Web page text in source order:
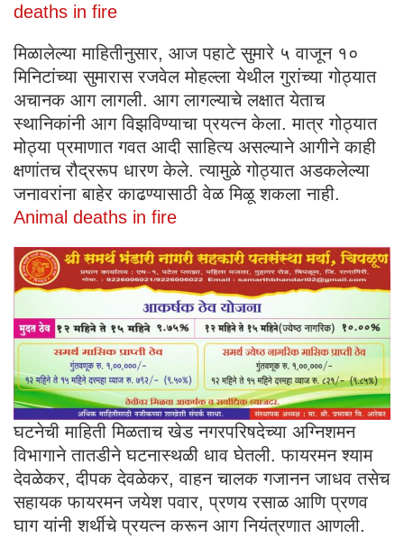
deaths in fire
मिळालेल्या माहितीनुसार, आज पहाटे सुमारे ५ वाजून १०
मिनिटांच्या सुमारास रजवेल मोहल्ला येथील गुरांच्या गोठ्यात
अचानक आग लागली. आग लागल्याचे लक्षात येताच
स्थानिकांनी आग विझविण्याचा प्रयत्न केला. मात्र गोठ्यात
मोठ्या प्रमाणात गवत आदी साहित्य असल्याने आगीने काही
क्षणांतच रौद्ररूप धारण केले. त्यामुळे गोठ्यात अडकलेल्या
जनावरांना बाहेर काढण्यासाठी वेळ मिळू शकला नाही.
Animal deaths in fire
घटनेची माहिती मिळताच खेड नगरपरिषदेच्या अग्निशमन
विभागाने तातडीने घटनास्थळी धाव घेतली. फायरमन श्याम
देवळेकर, दीपक देवळेकर, वाहन चालक गजानन जाधव तसेच
सहायक फायरमन जयेश पवार, प्रणय रसाळ आणि प्रणव
घाग यांनी शर्थीचे प्रयत्न करून आग नियंत्रणात आणली.